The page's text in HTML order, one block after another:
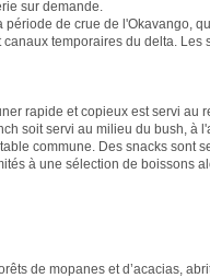
sur demande.
période de crue de l'Okavango,
temporaires du delta. Les
rapide et copieux est servi au
soit servi au milieu du bush, à
commune. Des snacks sont
à une sélection de boissons
de mopanes et d’acacias,